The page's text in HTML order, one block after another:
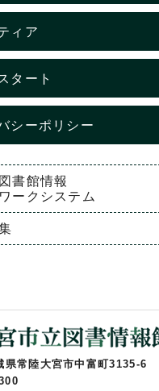
ィア
タート
シーポリシー
書館情報
ークシステム
常陸大宮市中富町3135-6